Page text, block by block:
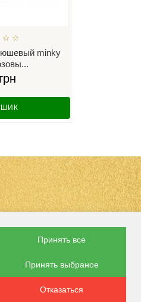
minky
Принять все
Принять выбраное
Отказаться